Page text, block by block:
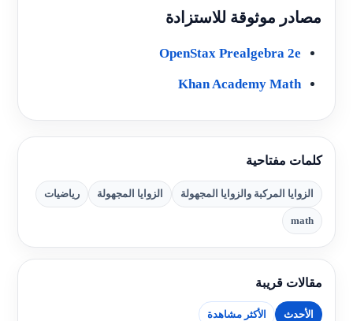
مصادر موثوقة للاستزادة
OpenStax Prealgebra 2e
Khan Academy Math
كلمات مفتاحية
الزوايا المركبة والزوايا المجهولة الزوايا المجهولة رياضيات
math
مقالات قريبة
الأحدث الأكثر مشاهدة